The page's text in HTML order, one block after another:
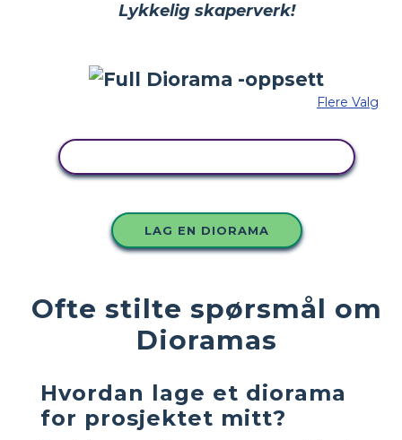
Lykkelig skaperverk!
Flere Valg
LAG EN DIORAMA
Ofte stilte spørsmål om
Dioramas
Hvordan lage et diorama
for prosjektet mitt?